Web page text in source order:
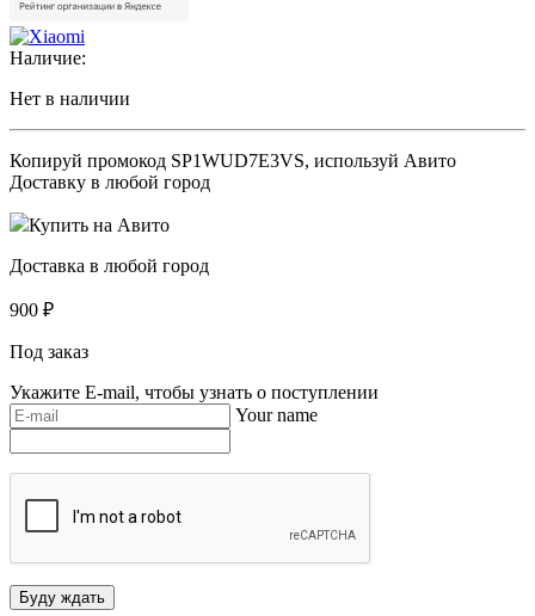
Наличие:
Нет в наличии
Копируй промокод SP1WUD7E3VS, используй Авито
Доставку в любой город
Купить на Авито
Доставка в любой город
900 ₽
Под заказ
Укажите E-mail, чтобы узнать о поступлении
Your name